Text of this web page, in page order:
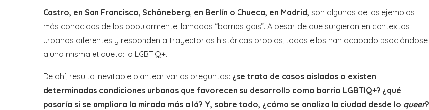
Castro, en San Francisco, Schöneberg, en Berlín o Chueca, en Madrid, son algunos de los ejemplos
más conocidos de los popularmente llamados “barrios gais”. A pesar de que surgieron en contextos
urbanos diferentes y responden a trayectorias históricas propias, todos ellos han acabado asociándose
a una misma etiqueta: lo LGBTIQ+.
De ahí, resulta inevitable plantear varias preguntas: ¿se trata de casos aislados o existen
determinadas condiciones urbanas que favorecen su desarrollo como barrio LGBTIQ+? ¿qué
pasaría si se ampliara la mirada más allá? Y, sobre todo, ¿cómo se analiza la ciudad desde lo queer?